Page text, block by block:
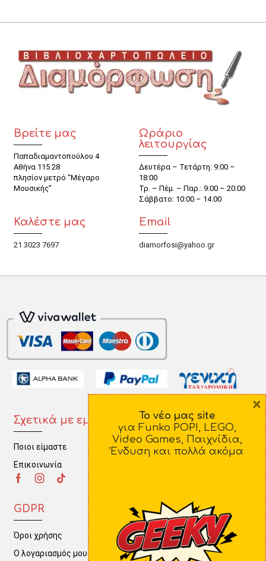
Βρείτε μας
Παπαδιαμαντοπούλου 4
Αθήνα 115 28
πλησίον μετρό “Μέγαρο
Μουσικής”
Ωράριο
λειτουργίας
Δευτέρα – Τετάρτη: 9:00 –
18:00
Τρ. – Πέμ. – Παρ.: 9:00 – 20:00
Σάββατο: 10:00 – 14:00
Καλέστε μας
21 3023 7697
Email
diamorfosi@yahoo.gr
Σχετικά με εμάς
Ποιοι είμαστε
Επικοινωνία
Πληροφορίες
Τρόποι Πληρωμής
GDPR
Όροι χρήσης
Ο λογαριασμός μου
Το νέο μας site
για Funko POP!, LEGO,
Video Games, Παιχνίδια,
Ένδυση και πολλά ακόμα
×